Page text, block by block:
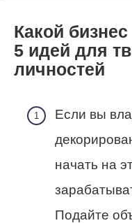
Какой
5 идей для
личностей
Если вы
начать на
Подайте